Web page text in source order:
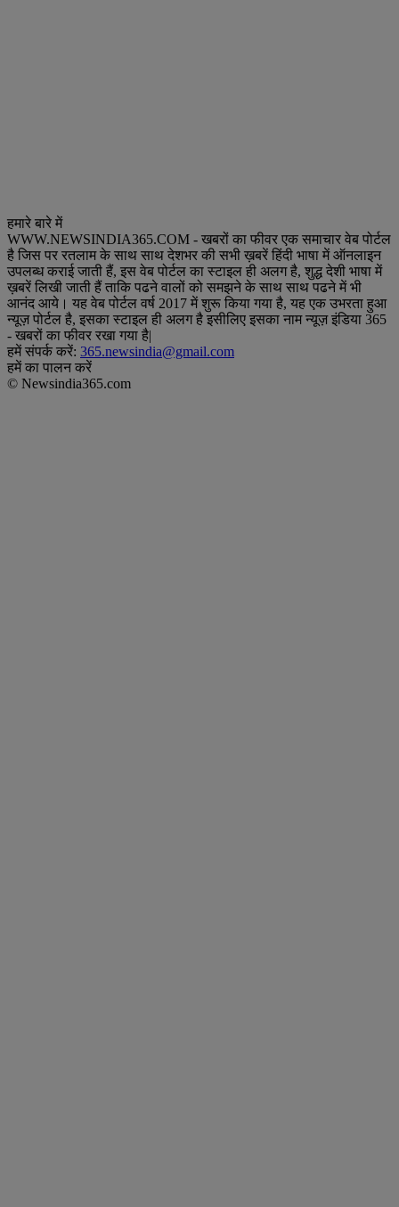
हमारे बारे में
WWW.NEWSINDIA365.COM - खबरों का फीवर एक समाचार वेब पोर्टल
है जिस पर रतलाम के साथ साथ देशभर की सभी ख़बरें हिंदी भाषा में ऑनलाइन
उपलब्ध कराई जाती हैं, इस वेब पोर्टल का स्टाइल ही अलग है, शुद्ध देशी भाषा में
ख़बरें लिखी जाती हैं ताकि पढने वालों को समझने के साथ साथ पढने में भी
आनंद आये। यह वेब पोर्टल वर्ष 2017 में शुरू किया गया है, यह एक उभरता हुआ
न्यूज़ पोर्टल है, इसका स्टाइल ही अलग है इसीलिए इसका नाम न्यूज़ इंडिया 365
- खबरों का फीवर रखा गया है|
हमें संपर्क करें: 365.newsindia@gmail.com
हमें का पालन करें
© Newsindia365.com